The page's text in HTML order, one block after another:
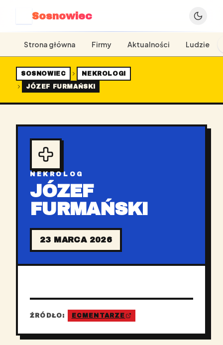
Sosnowiec
Strona główna Firmy Aktualności Ludzie
SOSNOWIEC
NEKROLOGI
JÓZEF FURMAŃSKI
NEKROLOG
JÓZEF
FURMAŃSKI
23 MARCA 2026
ŹRÓDŁO: ECMENTARZE